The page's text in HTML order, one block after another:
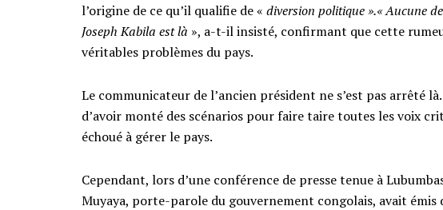
l’origine de ce qu’il qualifie de « diversion politique ».« Aucune
Joseph Kabila est là », a-t-il insisté, confirmant que cette
véritables problèmes du pays.
Le communicateur de l’ancien président ne s’est pas arrêté
d’avoir monté des scénarios pour faire taire toutes les voix
échoué à gérer le pays.
Cependant, lors d’une conférence de presse tenue à
Muyaya, porte-parole du gouvernement congolais, avait